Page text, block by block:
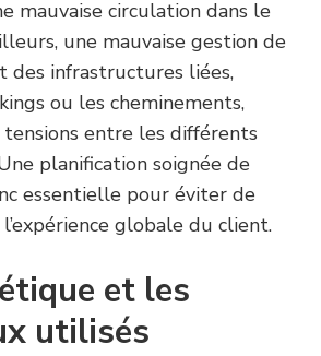
mauvaise circulation dans le
une mauvaise gestion de
des infrastructures liées,
ou les cheminements,
entre les différents
planification soignée de
essentielle pour éviter de
globale du client.
et les
utilisés